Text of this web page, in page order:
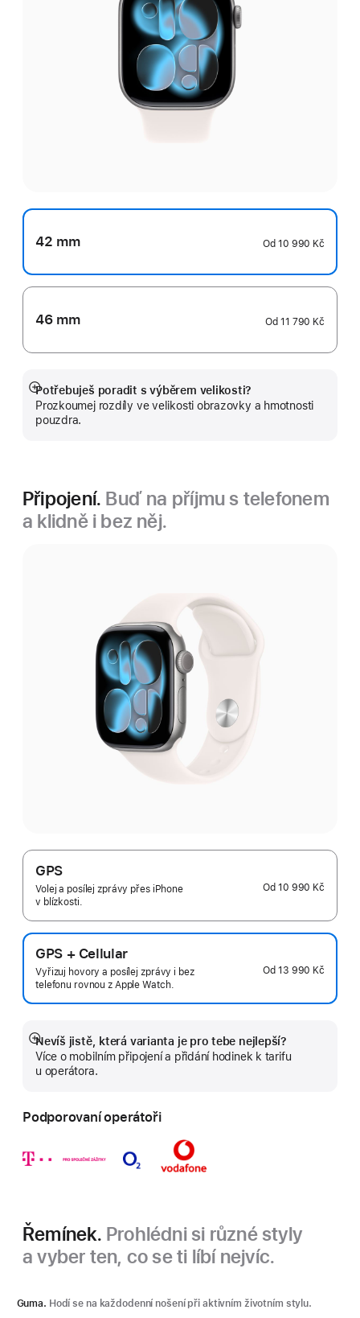
42 mm Od10 990 Kč
46 mm Od11 790 Kč
Potřebuješ poradit s výběrem velikosti?
Prozkoumej rozdíly ve velikosti obrazovky a hmotnosti
pouzdra.
Zobrazit
více
Připojení. Buď na příjmu s telefonem
a klidně i bez něj.
GPS
Volej a posílej zprávy přes iPhone
v blízkosti.
Od10 990 Kč
GPS + Cellular
Vyřizuj hovory a posílej zprávy i bez
telefonu rovnou z Apple Watch.
Od13 990 Kč
Nevíš jistě, která varianta je pro tebe nejlepší?
Více o mobilním připojení a přidání hodinek k tarifu
u operátora.
Zobrazit
více
Podporovaní operátoři
Řemínek. Prohlédni si různé styly
a vyber ten, co se ti líbí nejvíc.
Guma. Hodí se na každodenní nošení při aktivním životním stylu.